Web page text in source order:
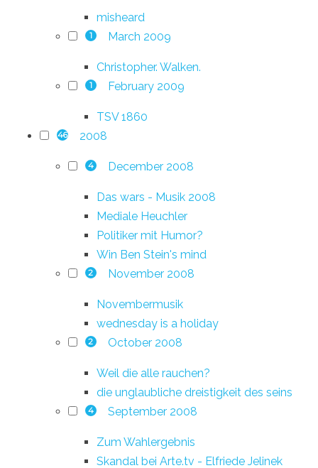
misheard
1 March 2009
Christopher. Walken.
1 February 2009
TSV 1860
46 2008
4 December 2008
Das wars - Musik 2008
Mediale Heuchler
Politiker mit Humor?
Win Ben Stein's mind
2 November 2008
Novembermusik
wednesday is a holiday
2 October 2008
Weil die alle rauchen?
die unglaubliche dreistigkeit des seins
4 September 2008
Zum Wahlergebnis
Skandal bei Arte.tv - Elfriede Jelinek